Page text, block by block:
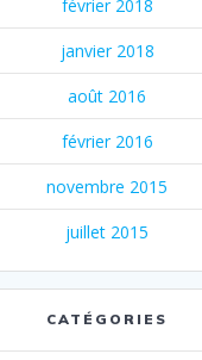
février 2018
janvier 2018
août 2016
février 2016
novembre 2015
juillet 2015
CATÉGORIES